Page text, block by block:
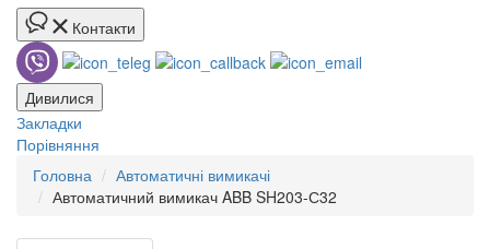
Контакти
Дивилися
Закладки
Порівняння
Головна
Автоматичні вимикачі
Автоматичний вимикач ABB SH203-С32